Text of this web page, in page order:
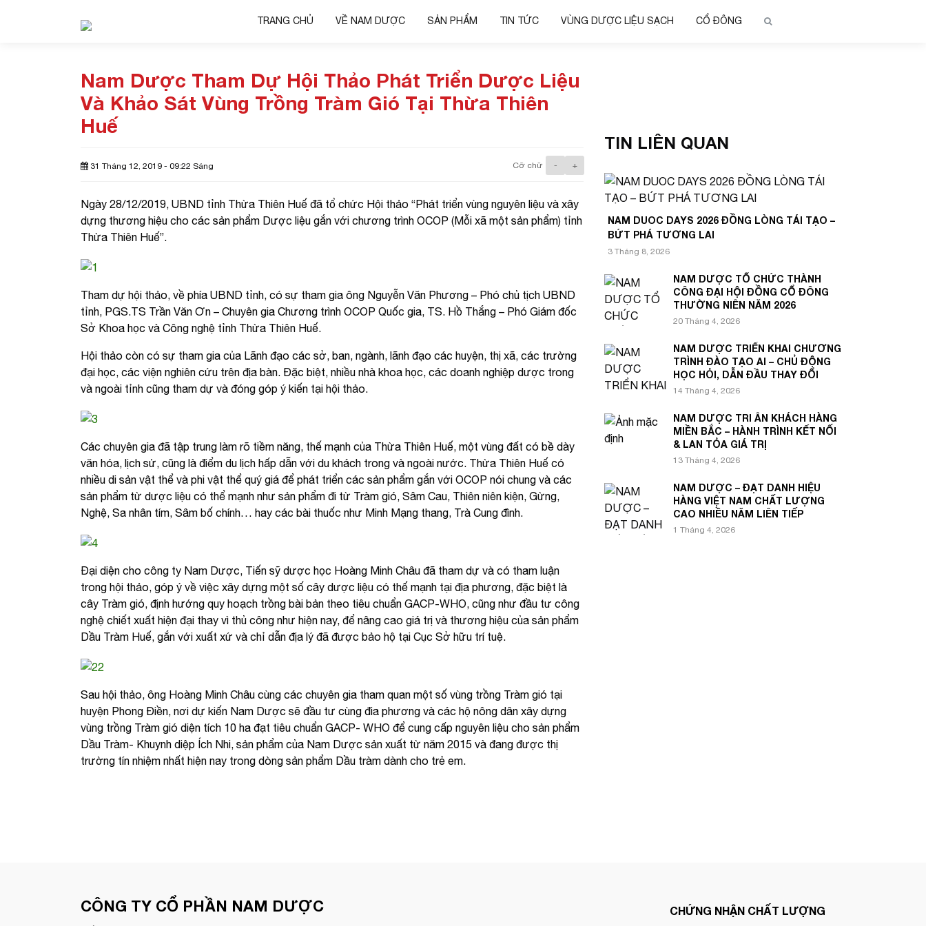
TRANG CHỦ VỀ NAM DƯỢC SẢN PHẨM TIN TỨC VÙNG DƯỢC LIỆU SẠCH CỔ ĐÔNG
Nam Dược Tham Dự Hội Thảo Phát Triển Dược Liệu
Và Khảo Sát Vùng Trồng Tràm Gió Tại Thừa Thiên
Huế
31 Tháng 12, 2019 - 09:22 Sáng Cỡ chữ - +
Ngày 28/12/2019, UBND tỉnh Thừa Thiên Huế đã tổ chức Hội thảo “Phát triển vùng nguyên liệu và xây
dựng thương hiệu cho các sản phẩm Dược liệu gắn với chương trình OCOP (Mỗi xã một sản phẩm) tỉnh
Thừa Thiên Huế”.
Tham dự hội thảo, về phía UBND tỉnh, có sự tham gia ông Nguyễn Văn Phương – Phó chủ tịch UBND
tỉnh, PGS.TS Trần Văn Ơn – Chuyên gia Chương trình OCOP Quốc gia, TS. Hồ Thắng – Phó Giám đốc
Sở Khoa học và Công nghệ tỉnh Thừa Thiên Huế.
Hội thảo còn có sự tham gia của Lãnh đạo các sở, ban, ngành, lãnh đạo các huyện, thị xã, các trường
đại học, các viện nghiên cứu trên địa bàn. Đặc biệt, nhiều nhà khoa học, các doanh nghiệp dược trong
và ngoài tỉnh cũng tham dự và đóng góp ý kiến tại hội thảo.
Các chuyên gia đã tập trung làm rõ tiềm năng, thế mạnh của Thừa Thiên Huế, một vùng đất có bề dày
văn hóa, lịch sử, cũng là điểm du lịch hấp dẫn với du khách trong và ngoài nước. Thừa Thiên Huế có
nhiều di sản vật thể và phi vật thể quý giá để phát triển các sản phẩm gắn với OCOP nói chung và các
sản phẩm từ dược liệu có thể mạnh như sản phẩm đi từ Tràm gió, Sâm Cau, Thiên niên kiện, Gừng,
Nghệ, Sa nhân tím, Sâm bố chính… hay các bài thuốc như Minh Mạng thang, Trà Cung đình.
Đại diện cho công ty Nam Dược, Tiến sỹ dược học Hoàng Minh Châu đã tham dự và có tham luận
trong hội thảo, góp ý về việc xây dựng một số cây dược liệu có thế mạnh tại địa phương, đặc biệt là
cây Tràm gió, định hướng quy hoạch trồng bài bản theo tiêu chuẩn GACP-WHO, cũng như đầu tư công
nghệ chiết xuất hiện đại thay vì thủ công như hiện nay, để nâng cao giá trị và thương hiệu của sản phẩm
Dầu Tràm Huế, gắn với xuất xứ và chỉ dẫn địa lý đã được bảo hộ tại Cục Sở hữu trí tuệ.
Sau hội thảo, ông Hoàng Minh Châu cùng các chuyên gia tham quan một số vùng trồng Tràm gió tại
huyện Phong Điền, nơi dự kiến Nam Dược sẽ đầu tư cùng đia phương và các hộ nông dân xây dựng
vùng trồng Tràm gió diện tích 10 ha đạt tiêu chuẩn GACP- WHO để cung cấp nguyên liệu cho sản phẩm
Dầu Tràm- Khuynh diệp Ích Nhi, sản phẩm của Nam Dược sản xuất từ năm 2015 và đang được thị
trường tín nhiệm nhất hiện nay trong dòng sản phẩm Dầu tràm dành cho trẻ em.
TIN LIÊN QUAN
NAM DUOC DAYS 2026 ĐỒNG LÒNG TÁI TẠO –
BỨT PHÁ TƯƠNG LAI
3 Tháng 8, 2026
NAM DƯỢC TỔ CHỨC THÀNH
CÔNG ĐẠI HỘI ĐỒNG CỔ ĐÔNG
THƯỜNG NIÊN NĂM 2026
20 Tháng 4, 2026
NAM DƯỢC TRIỂN KHAI CHƯƠNG
TRÌNH ĐÀO TẠO AI – CHỦ ĐỘNG
HỌC HỎI, DẪN ĐẦU THAY ĐỔI
14 Tháng 4, 2026
NAM DƯỢC TRI ÂN KHÁCH HÀNG
MIỀN BẮC – HÀNH TRÌNH KẾT NỐI
& LAN TỎA GIÁ TRỊ
13 Tháng 4, 2026
NAM DƯỢC – ĐẠT DANH HIỆU
HÀNG VIỆT NAM CHẤT LƯỢNG
CAO NHIỀU NĂM LIÊN TIẾP
1 Tháng 4, 2026
CÔNG TY CỔ PHẦN NAM DƯỢC CHỨNG NHẬN CHẤT LƯỢNG